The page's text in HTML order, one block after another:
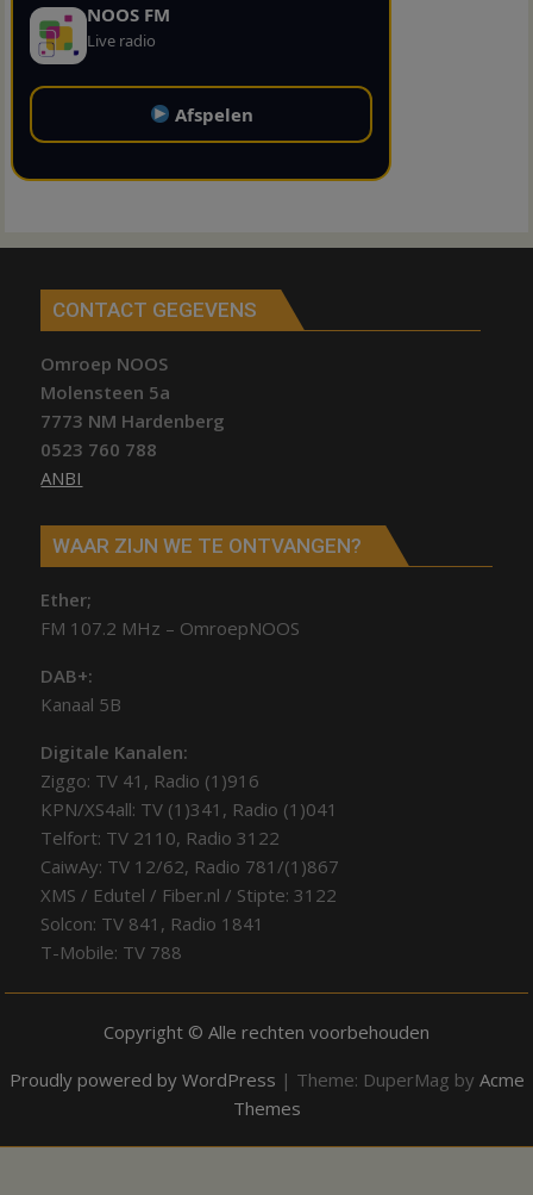
NOOS FM
Live radio
Afspelen
CONTACT GEGEVENS
Omroep NOOS
Molensteen 5a
7773 NM Hardenberg
0523 760 788
ANBI
WAAR ZIJN WE TE ONTVANGEN?
Ether;
FM 107.2 MHz – OmroepNOOS
DAB+:
Kanaal 5B
Digitale Kanalen:
Ziggo: TV 41, Radio (1)916
KPN/XS4all: TV (1)341, Radio (1)041
Telfort: TV 2110, Radio 3122
CaiwAy: TV 12/62, Radio 781/(1)867
XMS / Edutel / Fiber.nl / Stipte: 3122
Solcon: TV 841, Radio 1841
T-Mobile: TV 788
Copyright © Alle rechten voorbehouden
Proudly powered by WordPress | Theme: DuperMag by Acme
Themes